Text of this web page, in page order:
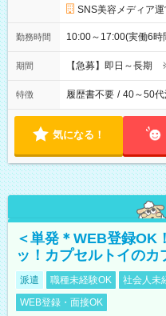
SNS美容メディア
勤務時間 10:00～17:00(実働6
期間 【急募】即日～長期
特徴 履歴書不要 / 40～50代
気になる！
＜単発＊WEB登録OK
ッ！カプセルトイのカ
派遣 職種未経験OK 社会人未
WEB登録・面接OK